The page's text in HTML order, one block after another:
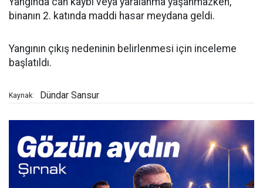
binanın 2. katında maddi hasar meydana geldi.
Yangının çıkış nedeninin belirlenmesi için inceleme
başlatıldı.
Kaynak: Dündar Sansur